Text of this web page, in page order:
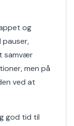
og
pauser,
samvær
men på
ved at
god tid til